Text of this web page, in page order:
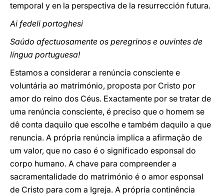
temporal y en la perspectiva de la resurrección futura.
Ai fedeli portoghesi
Saúdo afectuosamente os peregrinos e ouvintes de
língua portuguesa!
Estamos a considerar a renúncia consciente e
voluntária ao matrimónio, proposta por Cristo por
amor do reino dos Céus. Exactamente por se tratar de
uma renúncia consciente, é preciso que o homem se
dê conta daquilo que escolhe e também daquilo a que
renuncia. A própria renúncia implica a afirmação de
um valor, que no caso é o significado esponsal do
corpo humano. A chave para compreender a
sacramentalidade do matrimónio é o amor esponsal
de Cristo para com a Igreja. A própria continência